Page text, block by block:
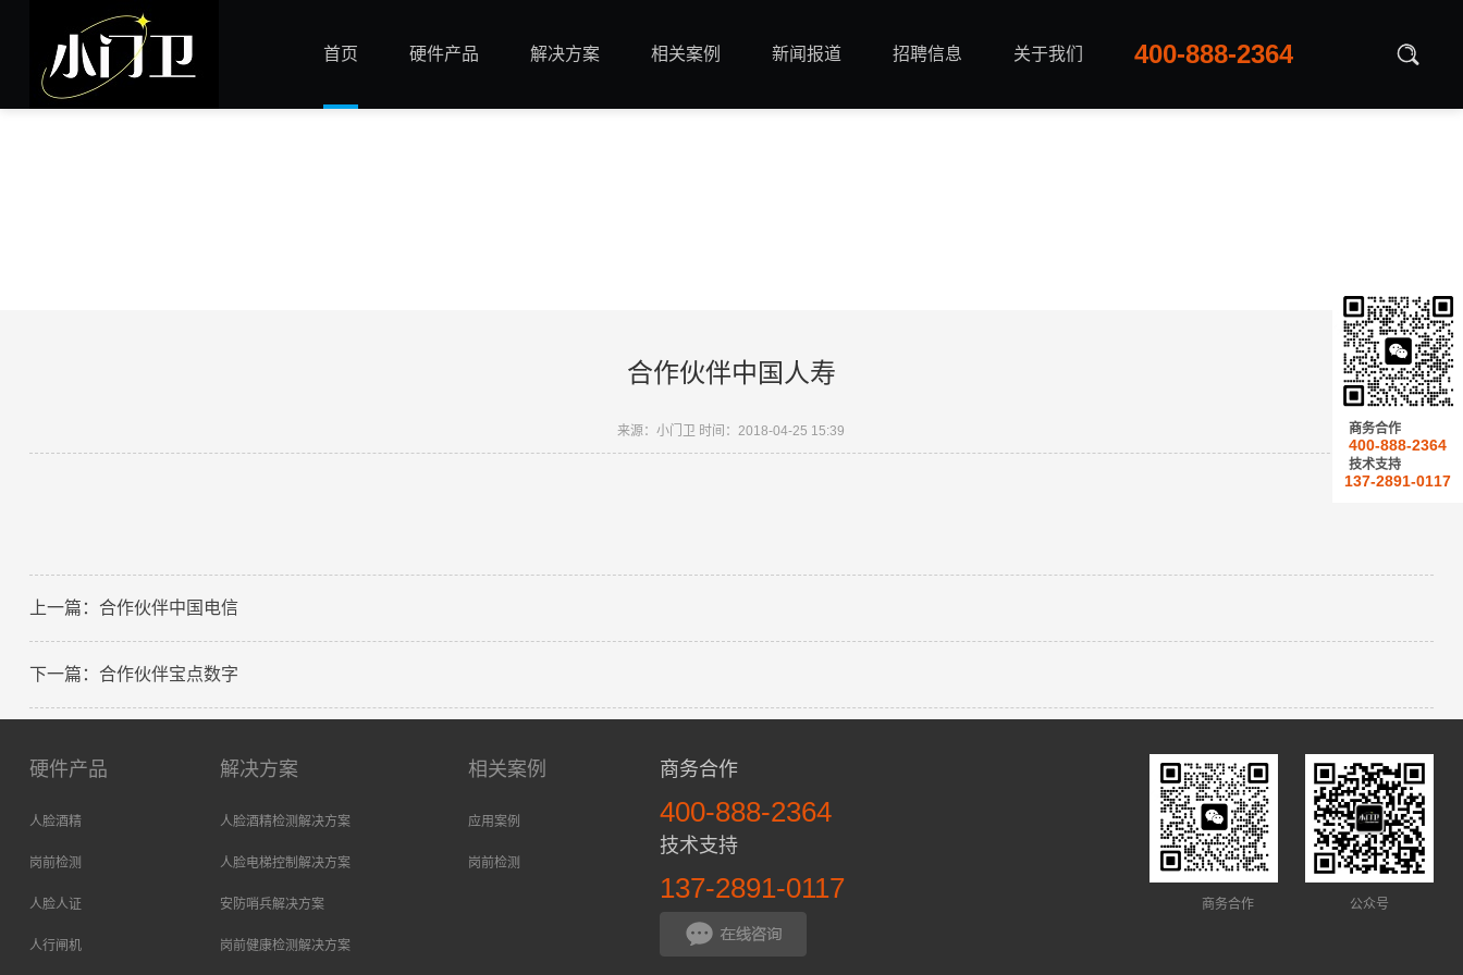
首页 硬件产品 解决方案 相关案例 新闻报道 招聘信息 关于我们 400-888-2364
商务合作
400-888-2364
技术支持
137-2891-0117
合作伙伴中国人寿
来源：小门卫 时间：2018-04-25 15:39
上一篇：合作伙伴中国电信
下一篇：合作伙伴宝点数字
硬件产品
人脸酒精
岗前检测
人脸人证
人行闸机
解决方案
人脸酒精检测解决方案
人脸电梯控制解决方案
安防哨兵解决方案
岗前健康检测解决方案
相关案例
应用案例
岗前检测
商务合作
400-888-2364
技术支持
137-2891-0117 公众号
商务合作